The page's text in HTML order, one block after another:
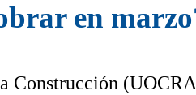
en
Construcción